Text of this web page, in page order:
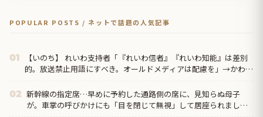
POPULAR POSTS / ネットで話題の人気記事
01
【いのち】 れいわ支持者「『れいわ信者』『れいわ知能』は差別
的。放送禁止用語にすべき。オールドメディアは配慮を」→かわり
02 新幹線の指定席…早めに予約した通路側の席に、見知らぬ母子
が。車掌の呼びかけにも「目を閉じて無視」して居座られまし